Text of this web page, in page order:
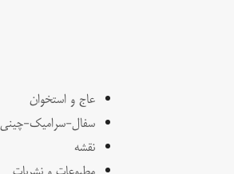
عاج و استخوان
سفال-سرامیک-چینی
نقشه